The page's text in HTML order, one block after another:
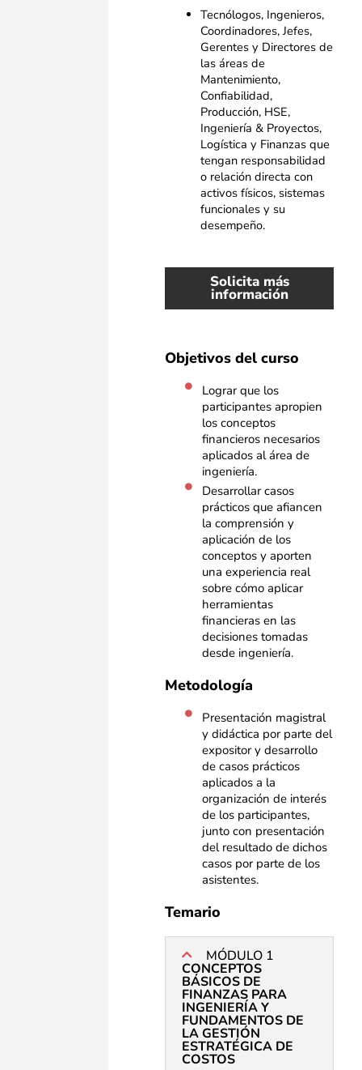
Tecnólogos, Ingenieros,
Coordinadores, Jefes,
Gerentes y Directores de
las áreas de
Mantenimiento,
Confiabilidad,
Producción, HSE,
Ingeniería & Proyectos,
Logística y Finanzas que
tengan responsabilidad
o relación directa con
activos físicos, sistemas
funcionales y su
desempeño.
Solicita más
información
Objetivos del curso
Lograr que los
participantes apropien
los conceptos
financieros necesarios
aplicados al área de
ingeniería.
Desarrollar casos
prácticos que afiancen
la comprensión y
aplicación de los
conceptos y aporten
una experiencia real
sobre cómo aplicar
herramientas
financieras en las
decisiones tomadas
desde ingeniería.
Metodología
Presentación magistral
y didáctica por parte del
expositor y desarrollo
de casos prácticos
aplicados a la
organización de interés
de los participantes,
junto con presentación
del resultado de dichos
casos por parte de los
asistentes.
Temario
MÓDULO 1
CONCEPTOS
BÁSICOS DE
FINANZAS PARA
INGENIERÍA Y
FUNDAMENTOS DE
LA GESTIÓN
ESTRATÉGICA DE
COSTOS